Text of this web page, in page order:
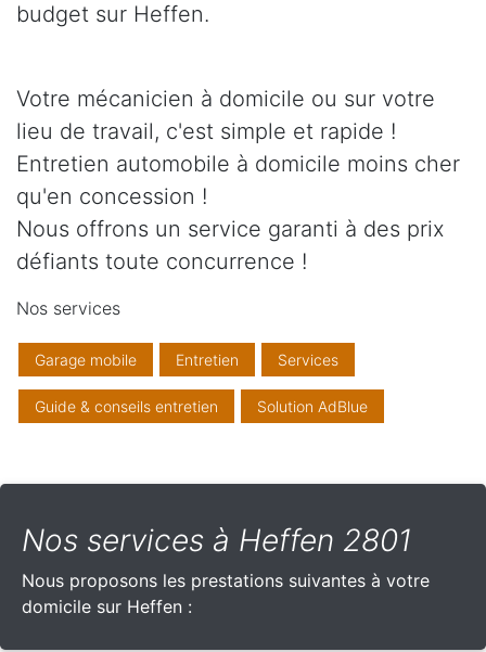
budget sur Heffen.
Votre mécanicien à domicile ou sur votre
lieu de travail, c'est simple et rapide !
Entretien automobile à domicile moins cher
qu'en concession !
Nous offrons un service garanti à des prix
défiants toute concurrence !
Nos services
Garage mobile Entretien Services
Guide & conseils entretien Solution AdBlue
Nos services à Heffen 2801
Nous proposons les prestations suivantes à votre
domicile sur Heffen :